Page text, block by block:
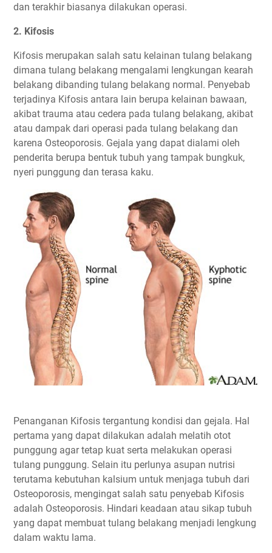
dan terakhir biasanya dilakukan operasi.
2. Kifosis
Kifosis merupakan salah satu kelainan tulang belakang
dimana tulang belakang mengalami lengkungan kearah
belakang dibanding tulang belakang normal. Penyebab
terjadinya Kifosis antara lain berupa kelainan bawaan,
akibat trauma atau cedera pada tulang belakang, akibat
atau dampak dari operasi pada tulang belakang dan
karena Osteoporosis. Gejala yang dapat dialami oleh
penderita berupa bentuk tubuh yang tampak bungkuk,
nyeri punggung dan terasa kaku.
Penanganan Kifosis tergantung kondisi dan gejala. Hal
pertama yang dapat dilakukan adalah melatih otot
punggung agar tetap kuat serta melakukan operasi
tulang punggung. Selain itu perlunya asupan nutrisi
terutama kebutuhan kalsium untuk menjaga tubuh dari
Osteoporosis, mengingat salah satu penyebab Kifosis
adalah Osteoporosis. Hindari keadaan atau sikap tubuh
yang dapat membuat tulang belakang menjadi lengkung
dalam waktu lama.